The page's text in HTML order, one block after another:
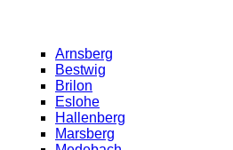
Arnsberg
Bestwig
Brilon
Eslohe
Hallenberg
Marsberg